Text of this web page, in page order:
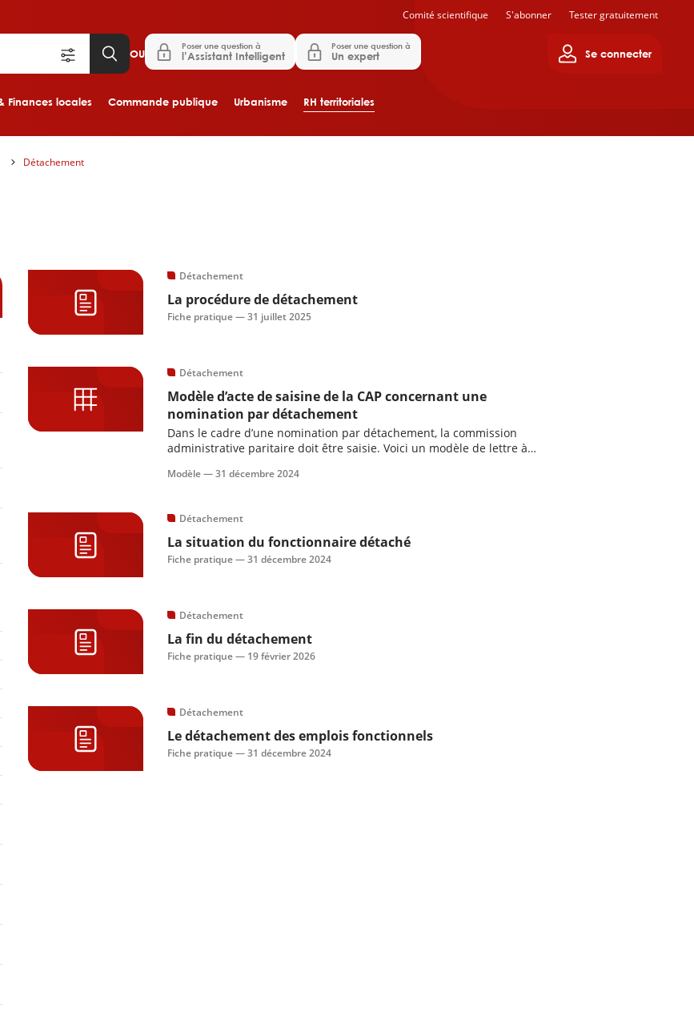
Finances locales Commande publique Urbanisme RH territoriales
OU
Poser une question à
l’Assistant Intelligent
Poser une question à
Un expert Se connecter
Comité scientifique S'abonner Tester gratuitement
Détachement
Détachement
La procédure de détachement
Fiche pratique —31 juillet 2025
Détachement
Modèle d’acte de saisine de la CAP concernant une
nomination par détachement
Dans le cadre d’une nomination par détachement, la commission
administrative paritaire doit être saisie. Voici un modèle de lettre à
Modèle —31 décembre 2024
Détachement
La situation du fonctionnaire détaché
Fiche pratique —31 décembre 2024
Détachement
La fin du détachement
Fiche pratique — 19 février 2026
Détachement
Le détachement des emplois fonctionnels
Fiche pratique —31 décembre 2024